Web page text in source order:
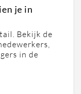
je in
Bekijk de
in de